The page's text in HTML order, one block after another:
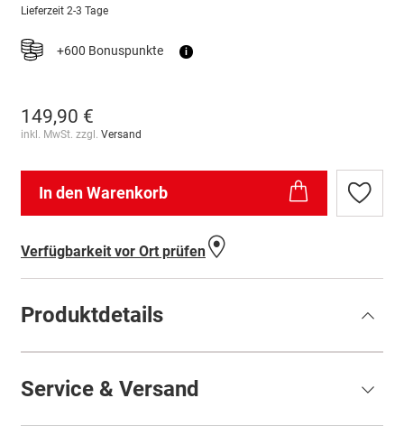
Lieferzeit 2-3 Tage
+600 Bonuspunkte i
149,90 €
inkl. MwSt. zzgl. Versand
In den Warenkorb
Zur
Verfügbarkeit vor Ort prüfen
Produktdetails
Service & Versand